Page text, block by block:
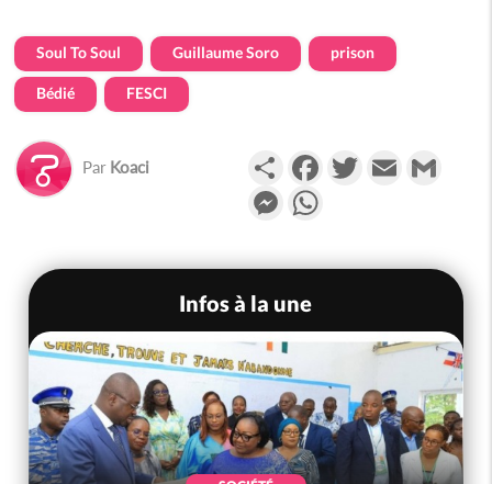
Soul To Soul Guillaume Soro prison
Bédié FESCI
Par Koaci PartagerFacebookTwitterEmail
Messenger
Infos à la une